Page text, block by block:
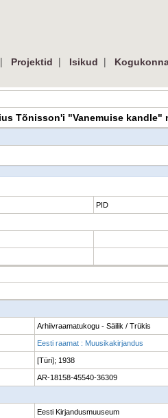
| Projektid | Isikud |
Tõnisson'i "Vanemuise
PID
Arhiivraamatukogu - Säilik / Trükis
Eesti raamat : Muusikakirjandus
[Türi]; 1938
AR-18158-45540-36309
Eesti Kirjandusmuuseum